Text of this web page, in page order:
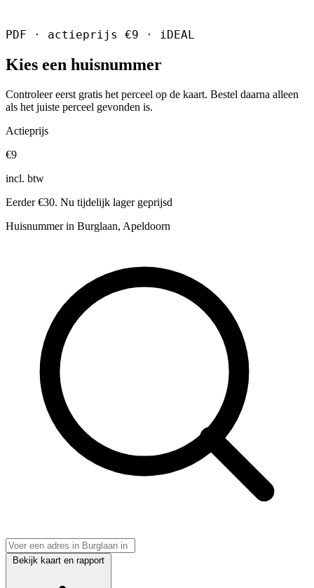
PDF · actieprijs €9 · iDEAL
Kies een huisnummer
Controleer eerst gratis het perceel op de kaart. Bestel daarna alleen
als het juiste perceel gevonden is.
Actieprijs
€9
incl. btw
Eerder €30. Nu tijdelijk lager geprijsd
Huisnummer in Burglaan, Apeldoorn
Bekijk kaart en rapport